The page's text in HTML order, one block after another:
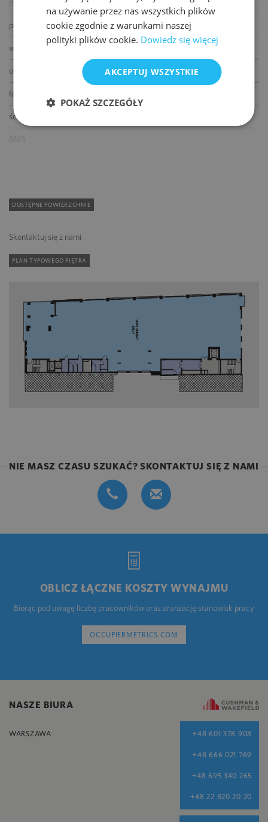
podnoszone podłogi
podwieszane sufity
wykładziny
otwierane okna
łącze światłowodowe
ścianki działowe
BMS
DOSTĘPNE POWIERZCHNIE
Skontaktuj się z nami
PLAN TYPOWEGO PIĘTRA
NIE MASZ CZASU SZUKAĆ? SKONTAKTUJ SIĘ Z NAMI
OBLICZ ŁĄCZNE KOSZTY WYNAJMU
Biorąc pod uwagę liczbę pracowników oraz aranżację stanowisk pracy
OCCUPIERMETRICS.COM
NASZE BIURA
WARSZAWA +48 601 378 908
+48 666 021 769
+48 695 340 265
+48 22 820 20 20
na używanie przez nas wszystkich plików
cookie zgodnie z warunkami naszej
polityki plików cookie. Dowiedz się więcej
AKCEPTUJ WSZYSTKIE
POKAŻ SZCZEGÓŁY